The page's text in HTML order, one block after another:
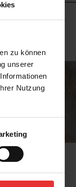
zu können
unserer
Nutzung
Cerrad